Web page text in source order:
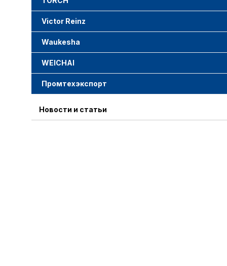
Victor Reinz
Waukesha
WEICHAI
Промтехэкспорт
Новости и статьи